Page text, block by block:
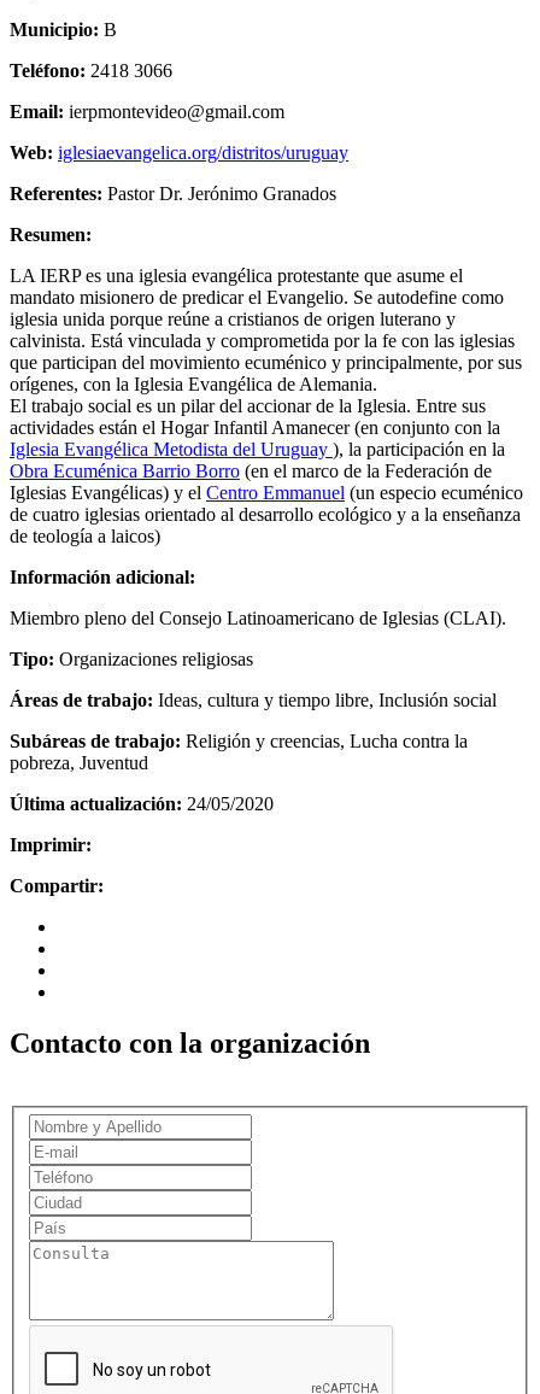
Municipio: B
Teléfono: 2418 3066
Email: ierpmontevideo@gmail.com
Web: iglesiaevangelica.org/distritos/uruguay
Referentes: Pastor Dr. Jerónimo Granados
Resumen:
LA IERP es una iglesia evangélica protestante que asume el
mandato misionero de predicar el Evangelio. Se autodefine como
iglesia unida porque reúne a cristianos de origen luterano y
calvinista. Está vinculada y comprometida por la fe con las iglesias
que participan del movimiento ecuménico y principalmente, por sus
orígenes, con la Iglesia Evangélica de Alemania.
El trabajo social es un pilar del accionar de la Iglesia. Entre sus
actividades están el Hogar Infantil Amanecer (en conjunto con la
Iglesia Evangélica Metodista del Uruguay ), la participación en la
Obra Ecuménica Barrio Borro (en el marco de la Federación de
Iglesias Evangélicas) y el Centro Emmanuel (un especio ecuménico
de cuatro iglesias orientado al desarrollo ecológico y a la enseñanza
de teología a laicos)
Información adicional:
Miembro pleno del Consejo Latinoamericano de Iglesias (CLAI).
Tipo: Organizaciones religiosas
Áreas de trabajo: Ideas, cultura y tiempo libre, Inclusión social
Subáreas de trabajo: Religión y creencias, Lucha contra la
pobreza, Juventud
Última actualización: 24/05/2020
Imprimir:
Compartir:
Contacto con la organización